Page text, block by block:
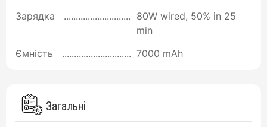
Зарядка
80W wired, 50% in 25
min
Ємність
7000 mAh
Загальні